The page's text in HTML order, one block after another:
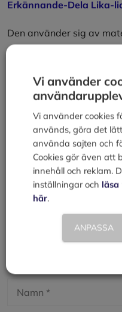
Erkännande-Dela Lika-
Den använder sig av
IBC (behållare)
Lämna en
Kommentar
Vi använder
Vi använder cookies
används, göra det
använda sajten och
Cookies gör även att
innehåll och reklam.
inställningar och läsa
här.
ANPASSA